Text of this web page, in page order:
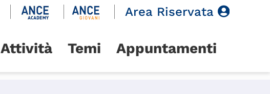
Area Riservata
Attività Temi Appuntamenti